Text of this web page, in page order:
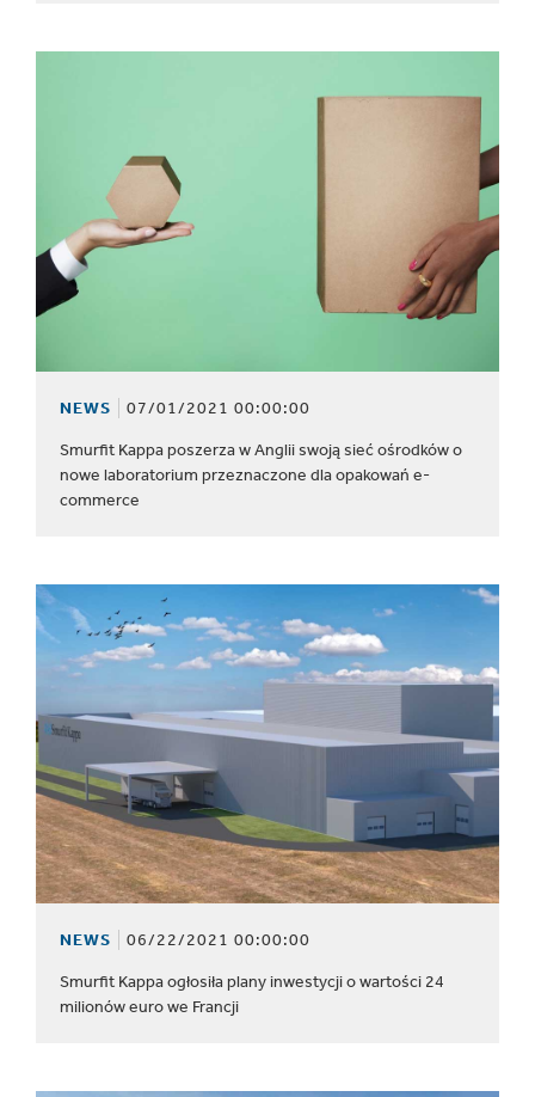
NEWS 07/01/2021 00:00:00
Smurfit Kappa poszerza w Anglii swoją sieć ośrodków o
nowe laboratorium przeznaczone dla opakowań e-
commerce
NEWS 06/22/2021 00:00:00
Smurfit Kappa ogłosiła plany inwestycji o wartości 24
milionów euro we Francji